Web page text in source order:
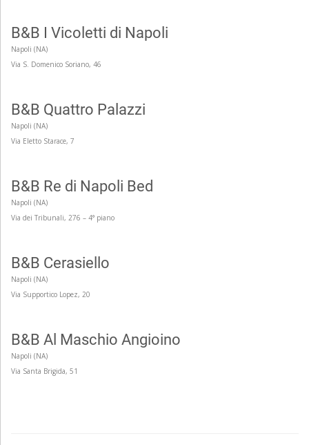
B&B I Vicoletti di Napoli
Napoli (NA)
Via S. Domenico Soriano, 46
B&B Quattro Palazzi
Napoli (NA)
Via Eletto Starace, 7
B&B Re di Napoli Bed
Napoli (NA)
Via dei Tribunali, 276 – 4° piano
B&B Cerasiello
Napoli (NA)
Via Supportico Lopez, 20
B&B Al Maschio Angioino
Napoli (NA)
Via Santa Brigida, 51